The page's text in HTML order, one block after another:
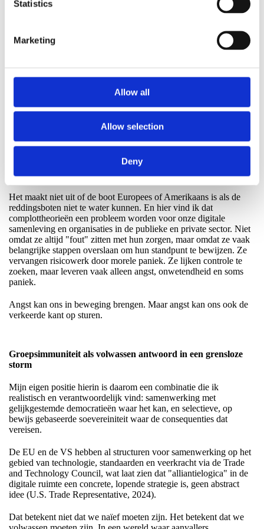
Statistics
Marketing
Allow all
Allow selection
Deny
wanneer we controle kunnen aantonen in drie eenvoudige vragen:
Ten eerste: kunnen we toegang en sleutels beheren op een manier
die bestand is tegen zowel technische als juridische schokken?
Ten tweede: kunnen we schade snel detecteren en isoleren, ook
als de leveranciersketen hapert?
Ten derde: kunnen we echt herstellen en dat aantonen met
oefeningen, niet alleen met documenten?
Het maakt niet uit of de boot Europees of Amerikaans is als de
reddingsboten niet te water kunnen. En hier vind ik dat
complottheorieën een probleem worden voor onze digitale
samenleving en organisaties in de publieke en private sector. Niet
omdat ze altijd "fout" zitten met hun zorgen, maar omdat ze vaak
belangrijke stappen overslaan om hun standpunt te bewijzen. Ze
vervangen risicowerk door morele paniek. Ze lijken controle te
zoeken, maar leveren vaak alleen angst, onwetendheid en soms
paniek.
Angst kan ons in beweging brengen. Maar angst kan ons ook de
verkeerde kant op sturen.
Groepsimmuniteit als volwassen antwoord in een grensloze
storm
Mijn eigen positie hierin is daarom een combinatie die ik
realistisch en verantwoordelijk vind: samenwerking met
gelijkgestemde democratieën waar het kan, en selectieve, op
bewijs gebaseerde soevereiniteit waar de consequenties dat
vereisen.
De EU en de VS hebben al structuren voor samenwerking op het
gebied van technologie, standaarden en veerkracht via de Trade
and Technology Council, wat laat zien dat "alliantielogica" in de
digitale ruimte een concrete, lopende strategie is, geen abstract
idee (U.S. Trade Representative, 2024).
Dat betekent niet dat we naïef moeten zijn. Het betekent dat we